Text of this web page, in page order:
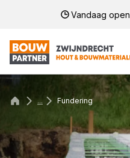
Vandaag open
... Fundering